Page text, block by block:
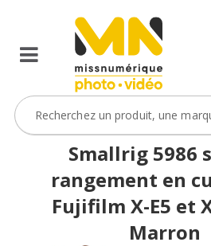
Smallrig 5986
rangement en
Fujifilm X-E5 et
Marron